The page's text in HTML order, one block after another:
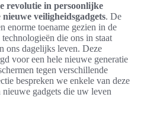
revolutie in persoonlijke
nieuwe veiligheidsgadgets. De
enorme toename gezien in de
die ons in staat
ons dagelijks leven. Deze
voor een hele nieuwe generatie
tegen verschillende
bespreken we enkele van deze
gadgets die uw leven